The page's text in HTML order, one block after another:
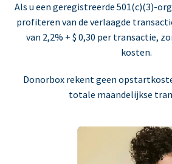
Als u een geregistreerde 501(c)(3)-
profiteren van de verlaagde
van 2,2% + $ 0,30 per transactie,
kosten.
Donorbox rekent geen
totale maandelijkse